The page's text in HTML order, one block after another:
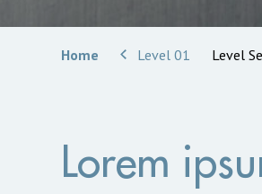
Home Level 01 Level
Lorem